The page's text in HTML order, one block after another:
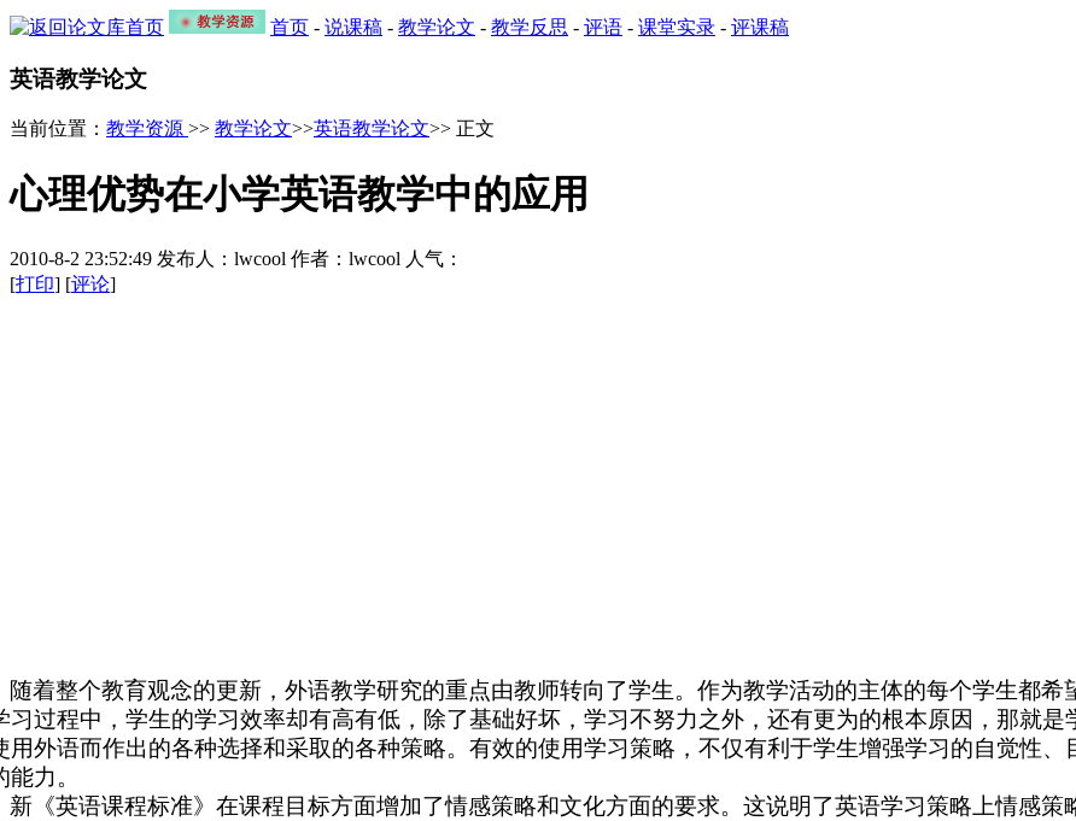
首页 - 说课稿 - 教学论文 - 教学反思 - 评语 - 课堂实录 - 评课稿
英语教学论文
当前位置： 教学资源 >> 教学论文>>英语教学论文>> 正文
心理优势在小学英语教学中的应用
2010-8-2 23:52:49 发布人：lwcool 作者：lwcool 人气：
[打印] [评论]
随着整个教育观念的更新，外语教学研究的重点由教师转向了学生。作为教学活动的主体的每个学生都
习过程中，学生的学习效率却有高有低，除了基础好坏，学习不努力之外，还有更为的根本原因，那就
用外语而作出的各种选择和采取的各种策略。有效的使用学习策略，不仅有利于学生增强学习的自觉性
能力。
新《英语课程标准》在课程目标方面增加了情感策略和文化方面的要求。这说明了英语学习策略上情感